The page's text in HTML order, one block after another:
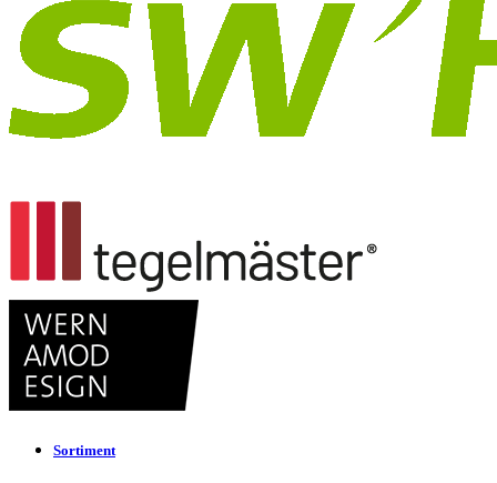
Sortiment